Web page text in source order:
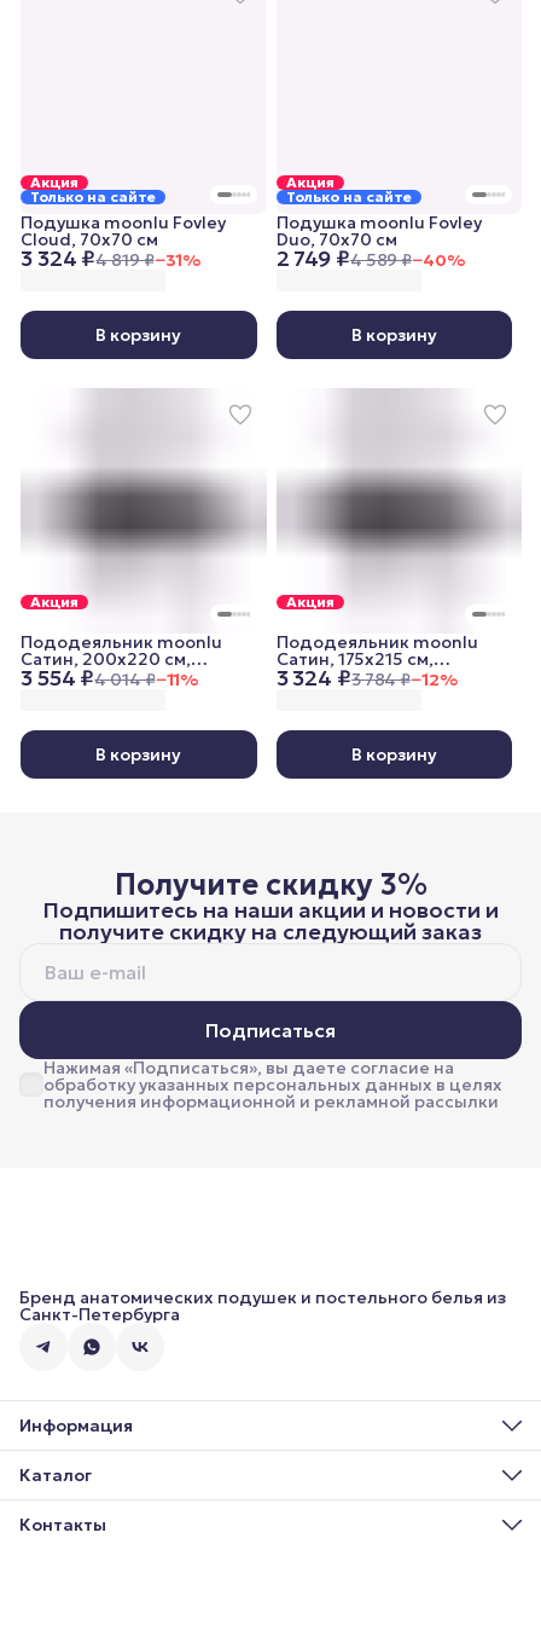
Акция
Только на сайте
3 324 ₽4 819 ₽−31%
Подушка moonlu Fovley
Cloud, 70x70 см
В корзину
Акция
Только на сайте
2 749 ₽4 589 ₽−40%
Подушка moonlu Fovley
Duo, 70x70 см
В корзину
Акция
3 554 ₽4 014 ₽−11%
Пододеяльник moonlu
Сатин, 200x220 см,
графитовый
В корзину
Акция
3 324 ₽3 784 ₽−12%
Пододеяльник moonlu
Сатин, 175x215 см,
графитовый
В корзину
Получите скидку 3%
Подпишитесь на наши акции и новости и
получите скидку на следующий заказ
Подписаться
Нажимая «Подписаться», вы даете согласие на
обработку указанных персональных данных в целях
получения информационной и рекламной рассылки
Бренд анатомических подушек и постельного белья из
Санкт-Петербурга
Информация
О нас
Доставка
Блог
Каталог
Постельное бельё
Подушки
Контакты